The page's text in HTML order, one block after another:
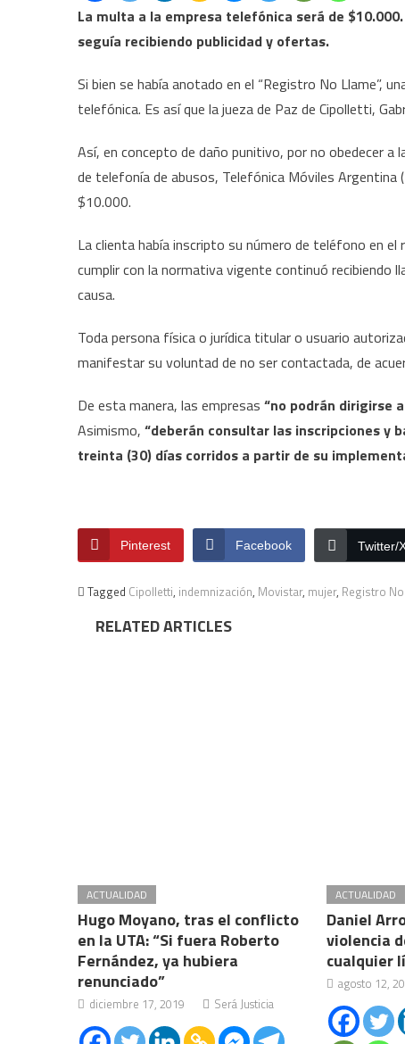
La multa a la empresa telefónica será de
seguía recibiendo publicidad y ofertas.
Si bien se había anotado en el “Registro No Llame”,
telefónica. Es así que la jueza de Paz de Cipolletti,
Así, en concepto de daño punitivo, por no obedecer
de telefonía de abusos, Telefónica Móviles Argentina
$10.000.
La clienta había inscripto su número de teléfono en
cumplir con la normativa vigente continuó recibiendo
causa.
Toda persona física o jurídica titular o usuario
manifestar su voluntad de no ser contactada, de
De esta manera, las empresas “no podrán dirigirse
Asimismo, “deberán consultar las inscripciones y
treinta (30) días corridos a partir de su
Pinterest Facebook Twitter/
Tagged Cipolletti, indemnización, Movistar, mujer, Registro
RELATED ARTICLES
ACTUALIDAD
Hugo Moyano, tras el conflicto
en la UTA: “Si fuera Roberto
Fernández, ya hubiera
renunciado”
diciembre 17, 2019 Será Justicia
ACTUALIDAD
Daniel
violencia
cualquier
agosto 12,